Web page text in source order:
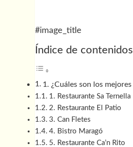
#image_title
Índice de
1. ¿Cuáles son los
1. Restaurante Sa Ternella
2. Restaurante El Patio
3. Can Fletes
4. Bistro Maragó
5. Restaurante Ca’n Rito